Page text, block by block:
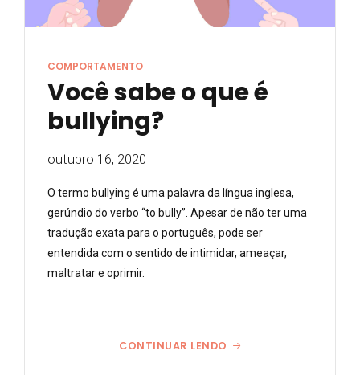
COMPORTAMENTO
Você sabe o que é
bullying?
outubro 16, 2020
O termo bullying é uma palavra da língua inglesa,
gerúndio do verbo “to bully”. Apesar de não ter uma
tradução exata para o português, pode ser
entendida com o sentido de intimidar, ameaçar,
maltratar e oprimir.
CONTINUAR LENDO